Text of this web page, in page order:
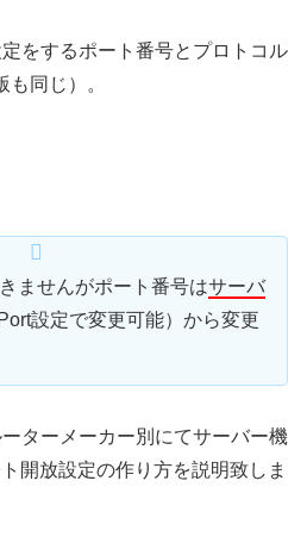
をするポート番号とプロトコル
同じ）。
ませんがポート番号はサーバ
設定で変更可能）から変更
ターメーカー別にてサーバー機
開放設定の作り方を説明致しま